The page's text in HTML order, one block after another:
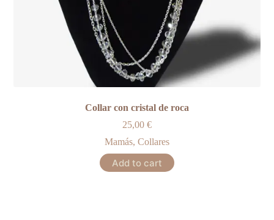
Collar con cristal de roca
25,00 €
Mamás, Collares
Add to cart